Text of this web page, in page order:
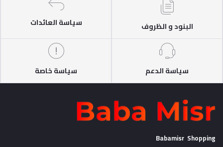
البنود و الظروف سياسة العائدات
سياسة الدعم سياسة خاصة
Babamisr Shopping